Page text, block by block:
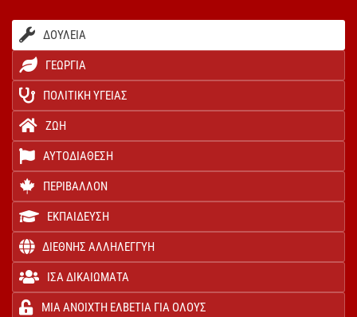
ΔΟΥΛΕΙΆ
ΓΕΩΡΓΊΑ
ΠΟΛΙΤΙΚΉ ΥΓΕΊΑΣ
ΖΩΉ
ΑΥΤΟΔΙΆΘΕΣΗ
ΠΕΡΙΒΆΛΛΟΝ
ΕΚΠΑΊΔΕΥΣΗ
ΔΙΕΘΝΉΣ ΑΛΛΗΛΕΓΓΎΗ
ΊΣΑ ΔΙΚΑΙΏΜΑΤΑ
ΜΙΑ ΑΝΟΙΧΤΉ ΕΛΒΕΤΊΑ ΓΙΑ ΌΛΟΥΣ